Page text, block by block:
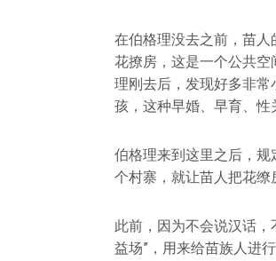
在伯格理没去之前，苗
花撩房，这是一个公共
理刚去后，发现好多非
孩，这种早婚、早育、性
伯格理来到这里之后，
个村寨，就让苗人把花缭
此前，因为不会说汉话
益场”，用来给苗族人进